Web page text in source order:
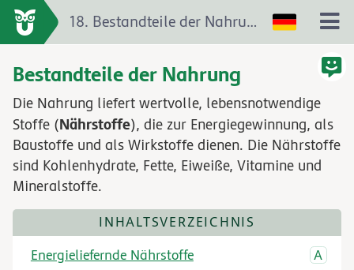
Bestandteile der Nahrung
Die Nahrung liefert wertvolle, lebensnotwendige
Stoffe (Nährstoffe), die zur Energiegewinnung, als
Baustoffe und als Wirkstoffe dienen. Die Nährstoffe
sind Kohlenhydrate, Fette, Eiweiße, Vitamine und
Mineralstoffe.
INHALTSVERZEICHNIS
Energieliefernde Nährstoffe
18. Bestandteile der Nahrung